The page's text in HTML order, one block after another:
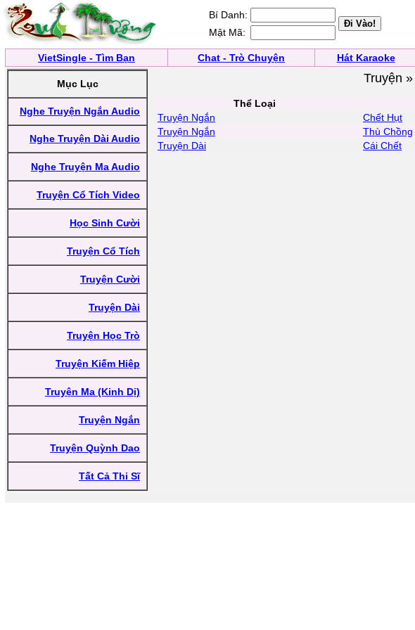
Bí Danh:
Mật Mã:
VietSingle - Tìm Bạn Chat - Trò Chuyện Hát Karaoke
Mục Lục
Nghe Truyện Ngắn Audio
Nghe Truyện Dài Audio
Nghe Truyện Ma Audio
Truyện Cổ Tích Video
Học Sinh Cười
Truyện Cổ Tích
Truyện Cười
Truyện Dài
Truyện Học Trò
Truyện Kiếm Hiệp
Truyện Ma (Kinh Dị)
Truyện Ngắn
Truyện Quỳnh Dao
Tất Cả Thi Sĩ
Truyện »
Thể Loại
Truyện Ngắn
Chết Hụt
Truyện Ngắn
Thù Chồng
Truyện Dài
Cái Chết